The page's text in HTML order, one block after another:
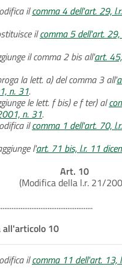
ilcomma 4 dell'art. 29,
ilcomma 5 dell'art.
il comma 2 bis all'art.
la lett. a) del comma 3 all'
n. 31.
le lett. f bis) e f ter) al
n. 31.
ilcomma 1 dell'art. 70,
l'art. 71 bis, l.r. 11
Art. 10
(Modifica della l.r. 21/
all'articolo 10
ilcomma 11 dell'art. 13,